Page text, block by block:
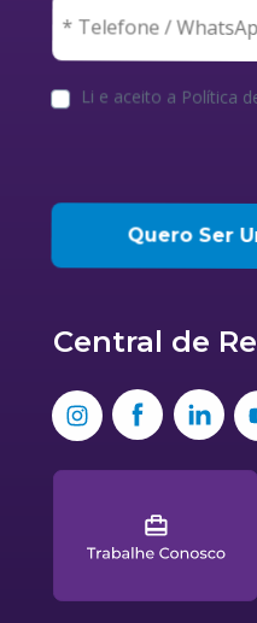
Li e aceito a Política
Quero Ser
Central de